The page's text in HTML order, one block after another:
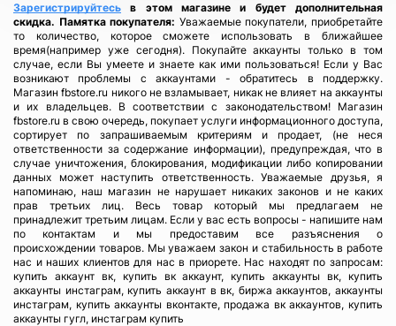
Зарегистрируйтесь
в этом магазине и будет дополнительная
скидка. Памятка покупателя: Уважаемые покупатели, приобретайте
то количество, которое сможете использовать в ближайшее
время(например уже сегодня). Покупайте аккаунты только в том
случае, если Вы умеете и знаете как ими пользоваться! Если у Вас
возникают проблемы с аккаунтами - обратитесь в поддержку.
Магазин fbstore.ru никого не взламывает, никак не влияет на аккаунты
и их владельцев. В соответствии с законодательством! Магазин
fbstore.ru в свою очередь, покупает услуги информационного доступа,
сортирует по запрашиваемым критериям и продает, (не неся
ответственности за содержание информации), предупреждая, что в
случае уничтожения, блокирования, модификации либо копировании
данных может наступить ответственность. Уважаемые друзья, я
напоминаю, наш магазин не нарушает никаких законов и не каких
прав третьих лиц. Весь товар который мы предлагаем не
принадлежит третьим лицам. Если у вас есть вопросы - напишите нам
по контактам и мы предоставим все разъяснения о
происхождении товаров. Мы уважаем закон и стабильность в работе
нас и наших клиентов для нас в приорете. Нас находят по запросам:
купить аккаунт вк, купить вк аккаунт, купить аккаунты вк, купить
аккаунты инстаграм, купить аккаунт в вк, биржа аккаунтов, аккаунты
инстаграм, купить аккаунты вконтакте, продажа вк аккаунтов, купить
аккаунты гугл, инстаграм купить